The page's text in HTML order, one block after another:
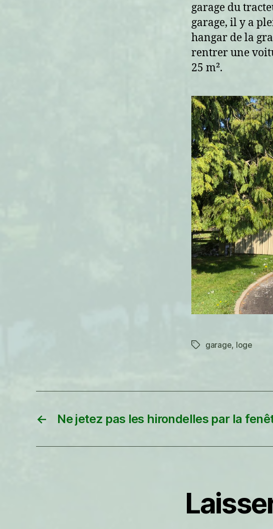
garage du
garage, il y a
hangar de la
rentrer une
25 m².
Étiquettes
garage, loge
← Ne jetez pas les hirondelles par la